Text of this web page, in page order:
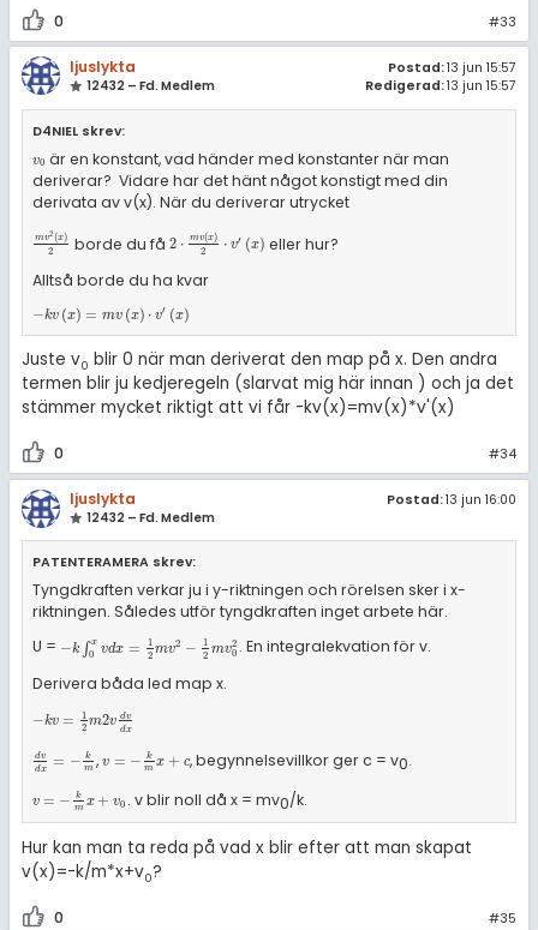
0 #33
ljuslykta
12432 – Fd. Medlem
Postad:13 jun 15:57
Redigerad:13 jun 15:57
D4NIEL skrev:
v0
v0är en konstant, vad händer med konstanter när man
deriverar? Vidare har det hänt något konstigt med din
derivata av v(x). När du deriverar utrycket
mv2(x)
2
mv2x 2
borde du få 2 ⋅ mv(x)
2
⋅ v′ (x)
2 ·mvx2 ·v'x
eller hur?
Alltså borde du ha kvar
−kv (x) = mv (x) ⋅ v′ (x)
-kvx=mv x·v'x
Juste v0 blir 0 när man deriverat den map på x. Den andra
termen blir ju kedjeregeln (slarvat mig här innan ) och ja det
stämmer mycket riktigt att vi får -kv(x)=mv(x)*v'(x)
0 #34
ljuslykta
12432 – Fd. Medlem
Postad:13 jun 16:00
PATENTERAMERA skrev:
Tyngdkraften verkar ju i y-riktningen och rörelsen sker i x-
riktningen. Således utför tyngdkraften inget arbete här.
U = −k ∫ x
0 vdx =
1
2 mv2 −
1
2 mv2
0
-k∫0xvdx=12mv2 -12mv02
. En integralekvation för v.
Derivera båda led map x.
−kv =
1
2 m2v dv
dx
-kv=12m2vdv
dv
dx
= − k
m
dv dx =-km
,v = −
k
m x + c
v =- kmx+c , begynnelsevillkor ger c = v0.
v = −
k
m x + v0
v =- kmx+v 0 . v blir noll då x = mv0/k.
Hur kan man ta reda på vad x blir efter att man skapat
v(x)=-k/m*x+v0?
0 #35